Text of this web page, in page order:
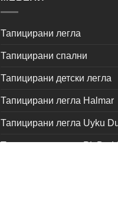
Тапицирани легла
Тапицирани спални
Тапицирани детски легла
Тапицирани легла Halmar
Тапицирани легла Uyku
Тапицирани легла PL